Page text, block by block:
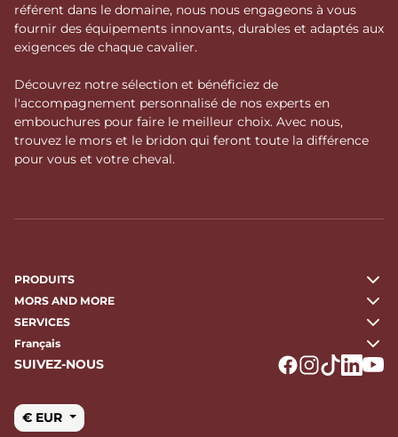
référent dans le domaine, nous nous engageons à vous
fournir des équipements innovants, durables et adaptés aux
exigences de chaque cavalier.
Découvrez notre sélection et bénéficiez de
l'accompagnement personnalisé de nos experts en
embouchures pour faire le meilleur choix. Avec nous,
trouvez le mors et le bridon qui feront toute la différence
pour vous et votre cheval.
PRODUITS
MORS AND MORE
SERVICES
Français
SUIVEZ-NOUS
€ EUR